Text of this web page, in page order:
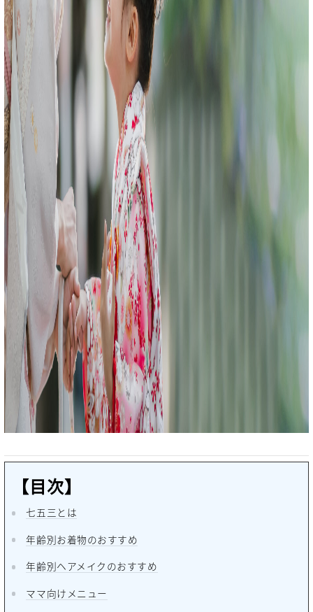
【目次】
七五三とは
年齢別お着物のおすすめ
年齢別ヘアメイクのおすすめ
ママ向けメニュー